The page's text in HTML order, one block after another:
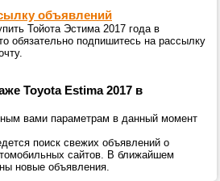
объявлений
Тойота Эстима 2017 года в
обязательно подпишитесь на рассылку
Toyota Estima 2017 в
вами параметрам в данный момент
поиск свежих объявлений о
сайтов. В ближайшем
новые объявления.